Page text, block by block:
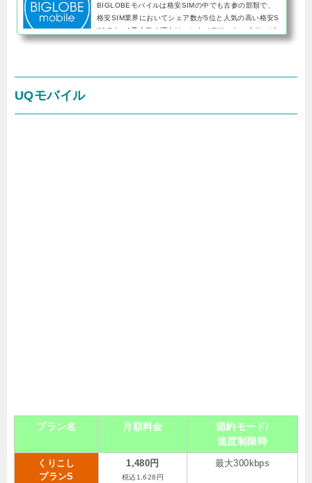
BIGLOBEモバイルは格安SIMの中でも古参の部類で、
格安SIM業界においてシェア数が5位と人気の高い格安S
IMです。1番人気の理由はエンタメフリーというサービ
スで、このオプションに加入するとYouTubeやAbemaT
UQモバイル
プラン名 月額料金
節約モード/
速度制限時
くりこし
プランS
1,480円
税込1,628円
最大300kbps